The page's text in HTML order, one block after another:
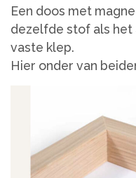
Een doos met
dezelfde stof als het
vaste klep.
Hier onder van